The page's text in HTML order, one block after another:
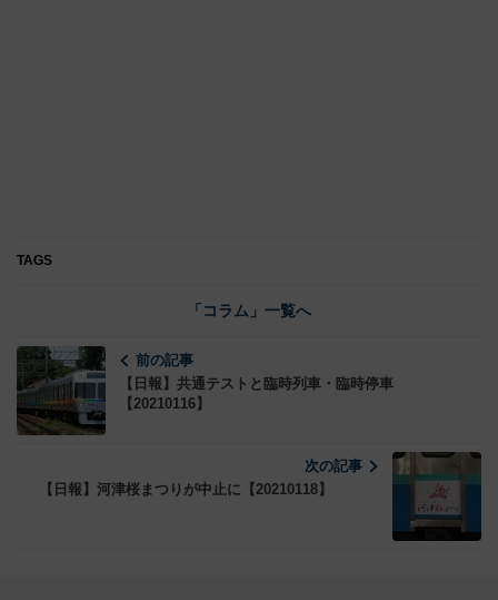
TAGS
「コラム」一覧へ
前の記事
【日報】共通テストと臨時列車・臨時停車
【20210116】
次の記事
【日報】河津桜まつりが中止に【20210118】